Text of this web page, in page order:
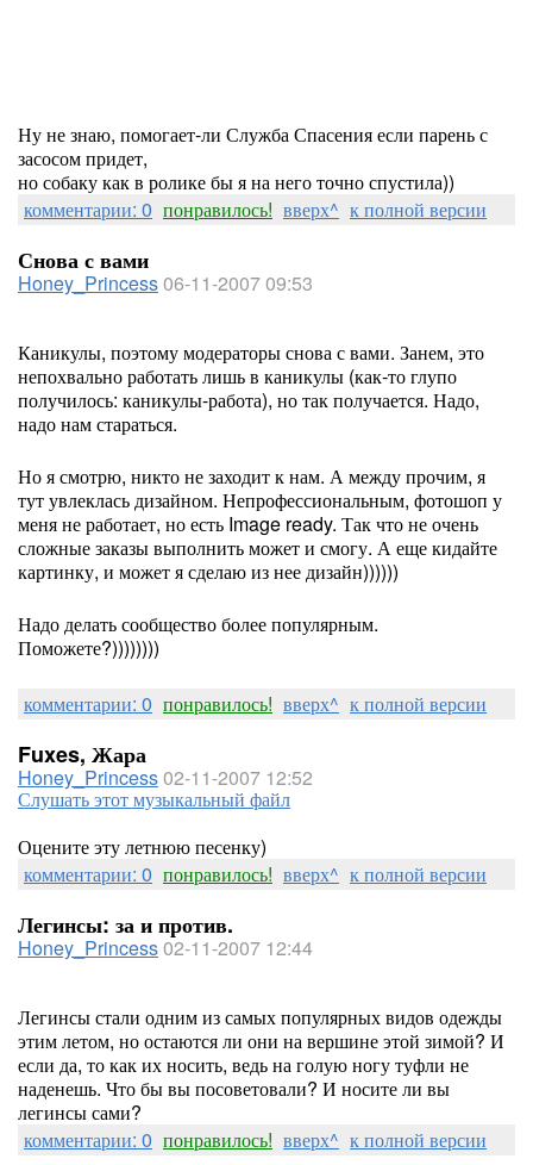
Ну не знаю, помогает-ли Служба Спасения если парень с
засосом придет,
но собаку как в ролике бы я на него точно спустила))
комментарии: 0 понравилось! вверх^ к полной версии
Снова с вами
Honey_Princess06-11-2007 09:53
Каникулы, поэтому модераторы снова с вами. Занем, это
непохвально работать лишь в каникулы (как-то глупо
получилось: каникулы-работа), но так получается. Надо,
надо нам стараться.
Но я смотрю, никто не заходит к нам. А между прочим, я
тут увлеклась дизайном. Непрофессиональным, фотошоп у
меня не работает, но есть Image ready. Так что не очень
сложные заказы выполнить может и смогу. А еще кидайте
картинку, и может я сделаю из нее дизайн))))))
Надо делать сообщество более популярным.
Поможете?))))))))
комментарии: 0 понравилось! вверх^ к полной версии
Fuxes, Жара
Honey_Princess02-11-2007 12:52
Слушать этот музыкальный файл
Оцените эту летнюю песенку)
комментарии: 0 понравилось! вверх^ к полной версии
Легинсы: за и против.
Honey_Princess02-11-2007 12:44
Легинсы стали одним из самых популярных видов одежды
этим летом, но остаются ли они на вершине этой зимой? И
если да, то как их носить, ведь на голую ногу туфли не
наденешь. Что бы вы посоветовали? И носите ли вы
легинсы сами?
комментарии: 0 понравилось! вверх^ к полной версии